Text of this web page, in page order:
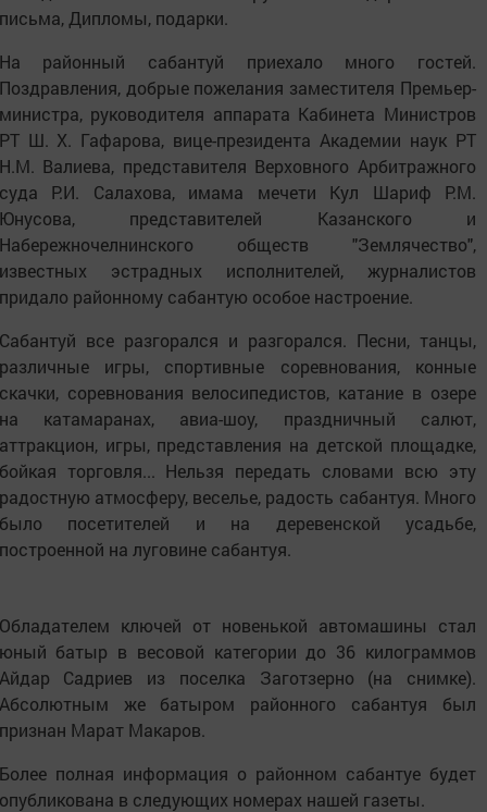
Дипломы, подарки.
районный сабантуй приехало много гостей.
добрые пожелания заместителя Премьер-
руководителя аппарата Кабинета Министров
Ш. Х. Гафарова, вице-президента Академии наук РТ
Валиева, представителя Верховного Арбитражного
Р.И. Салахова, имама мечети Кул Шариф Р.М.
представителей Казанского и
обществ "Землячество",
эстрадных исполнителей, журналистов
районному сабантую особое настроение.
все разгорался и разгорался. Песни, танцы,
игры, спортивные соревнования, конные
соревнования велосипедистов, катание в озере
катамаранах, авиа-шоу, праздничный салют,
игры, представления на детской площадке,
торговля... Нельзя передать словами всю эту
атмосферу, веселье, радость сабантуя. Много
посетителей и на деревенской усадьбе,
на луговине сабантуя.
ключей от новенькой автомашины стал
батыр в весовой категории до 36 килограммов
Садриев из поселка Заготзерно (на снимке).
же батыром районного сабантуя был
Марат Макаров.
полная информация о районном сабантуе будет
в следующих номерах нашей газеты.